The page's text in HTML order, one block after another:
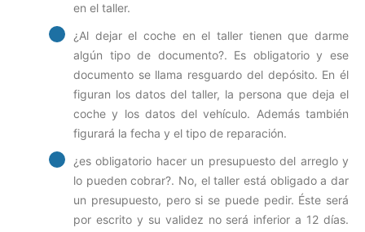
en el taller.
¿Al dejar el coche en el taller tienen que darme
algún tipo de documento?. Es obligatorio y ese
documento se llama resguardo del depósito. En él
figuran los datos del taller, la persona que deja el
coche y los datos del vehículo. Además también
figurará la fecha y el tipo de reparación.
¿es obligatorio hacer un presupuesto del arreglo y
lo pueden cobrar?. No, el taller está obligado a dar
un presupuesto, pero si se puede pedir. Éste será
por escrito y su validez no será inferior a 12 días.